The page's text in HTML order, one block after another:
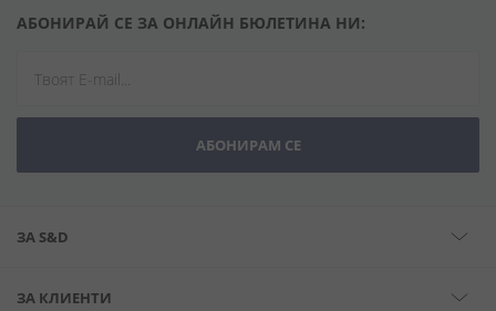
АБОНИРАЙ СЕ ЗА ОНЛАЙН БЮЛЕТИНА НИ:
АБОНИРАМ СЕ
ЗА S&D
ЗА КЛИЕНТИ